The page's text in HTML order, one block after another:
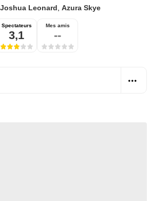
Joshua Leonard Azura Skye
Spectateurs
3,1
Mes amis
--